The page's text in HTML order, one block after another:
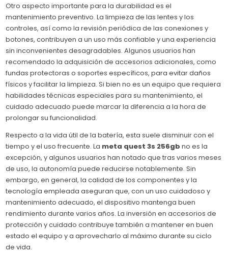
Otro aspecto importante para la durabilidad es el
mantenimiento preventivo. La limpieza de las lentes y los
controles, así como la revisión periódica de las conexiones y
botones, contribuyen a un uso más confiable y una experiencia
sin inconvenientes desagradables. Algunos usuarios han
recomendado la adquisición de accesorios adicionales, como
fundas protectoras o soportes específicos, para evitar daños
físicos y facilitar la limpieza. Si bien no es un equipo que requiera
habilidades técnicas especiales para su mantenimiento, el
cuidado adecuado puede marcar la diferencia a la hora de
prolongar su funcionalidad.
Respecto a la vida útil de la batería, esta suele disminuir con el
tiempo y el uso frecuente. La meta quest 3s 256gb no es la
excepción, y algunos usuarios han notado que tras varios meses
de uso, la autonomía puede reducirse notablemente. Sin
embargo, en general, la calidad de los componentes y la
tecnología empleada aseguran que, con un uso cuidadoso y
mantenimiento adecuado, el dispositivo mantenga buen
rendimiento durante varios años. La inversión en accesorios de
protección y cuidado contribuye también a mantener en buen
estado el equipo y a aprovecharlo al máximo durante su ciclo
de vida.